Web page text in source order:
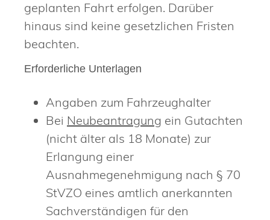
geplanten Fahrt erfolgen. Darüber
hinaus sind keine gesetzlichen Fristen
beachten.
Erforderliche Unterlagen
Angaben zum Fahrzeughalter
Bei Neubeantragung ein Gutachten
(nicht älter als 18 Monate) zur
Erlangung einer
Ausnahmegenehmigung nach § 70
StVZO eines amtlich anerkannten
Sachverständigen für den